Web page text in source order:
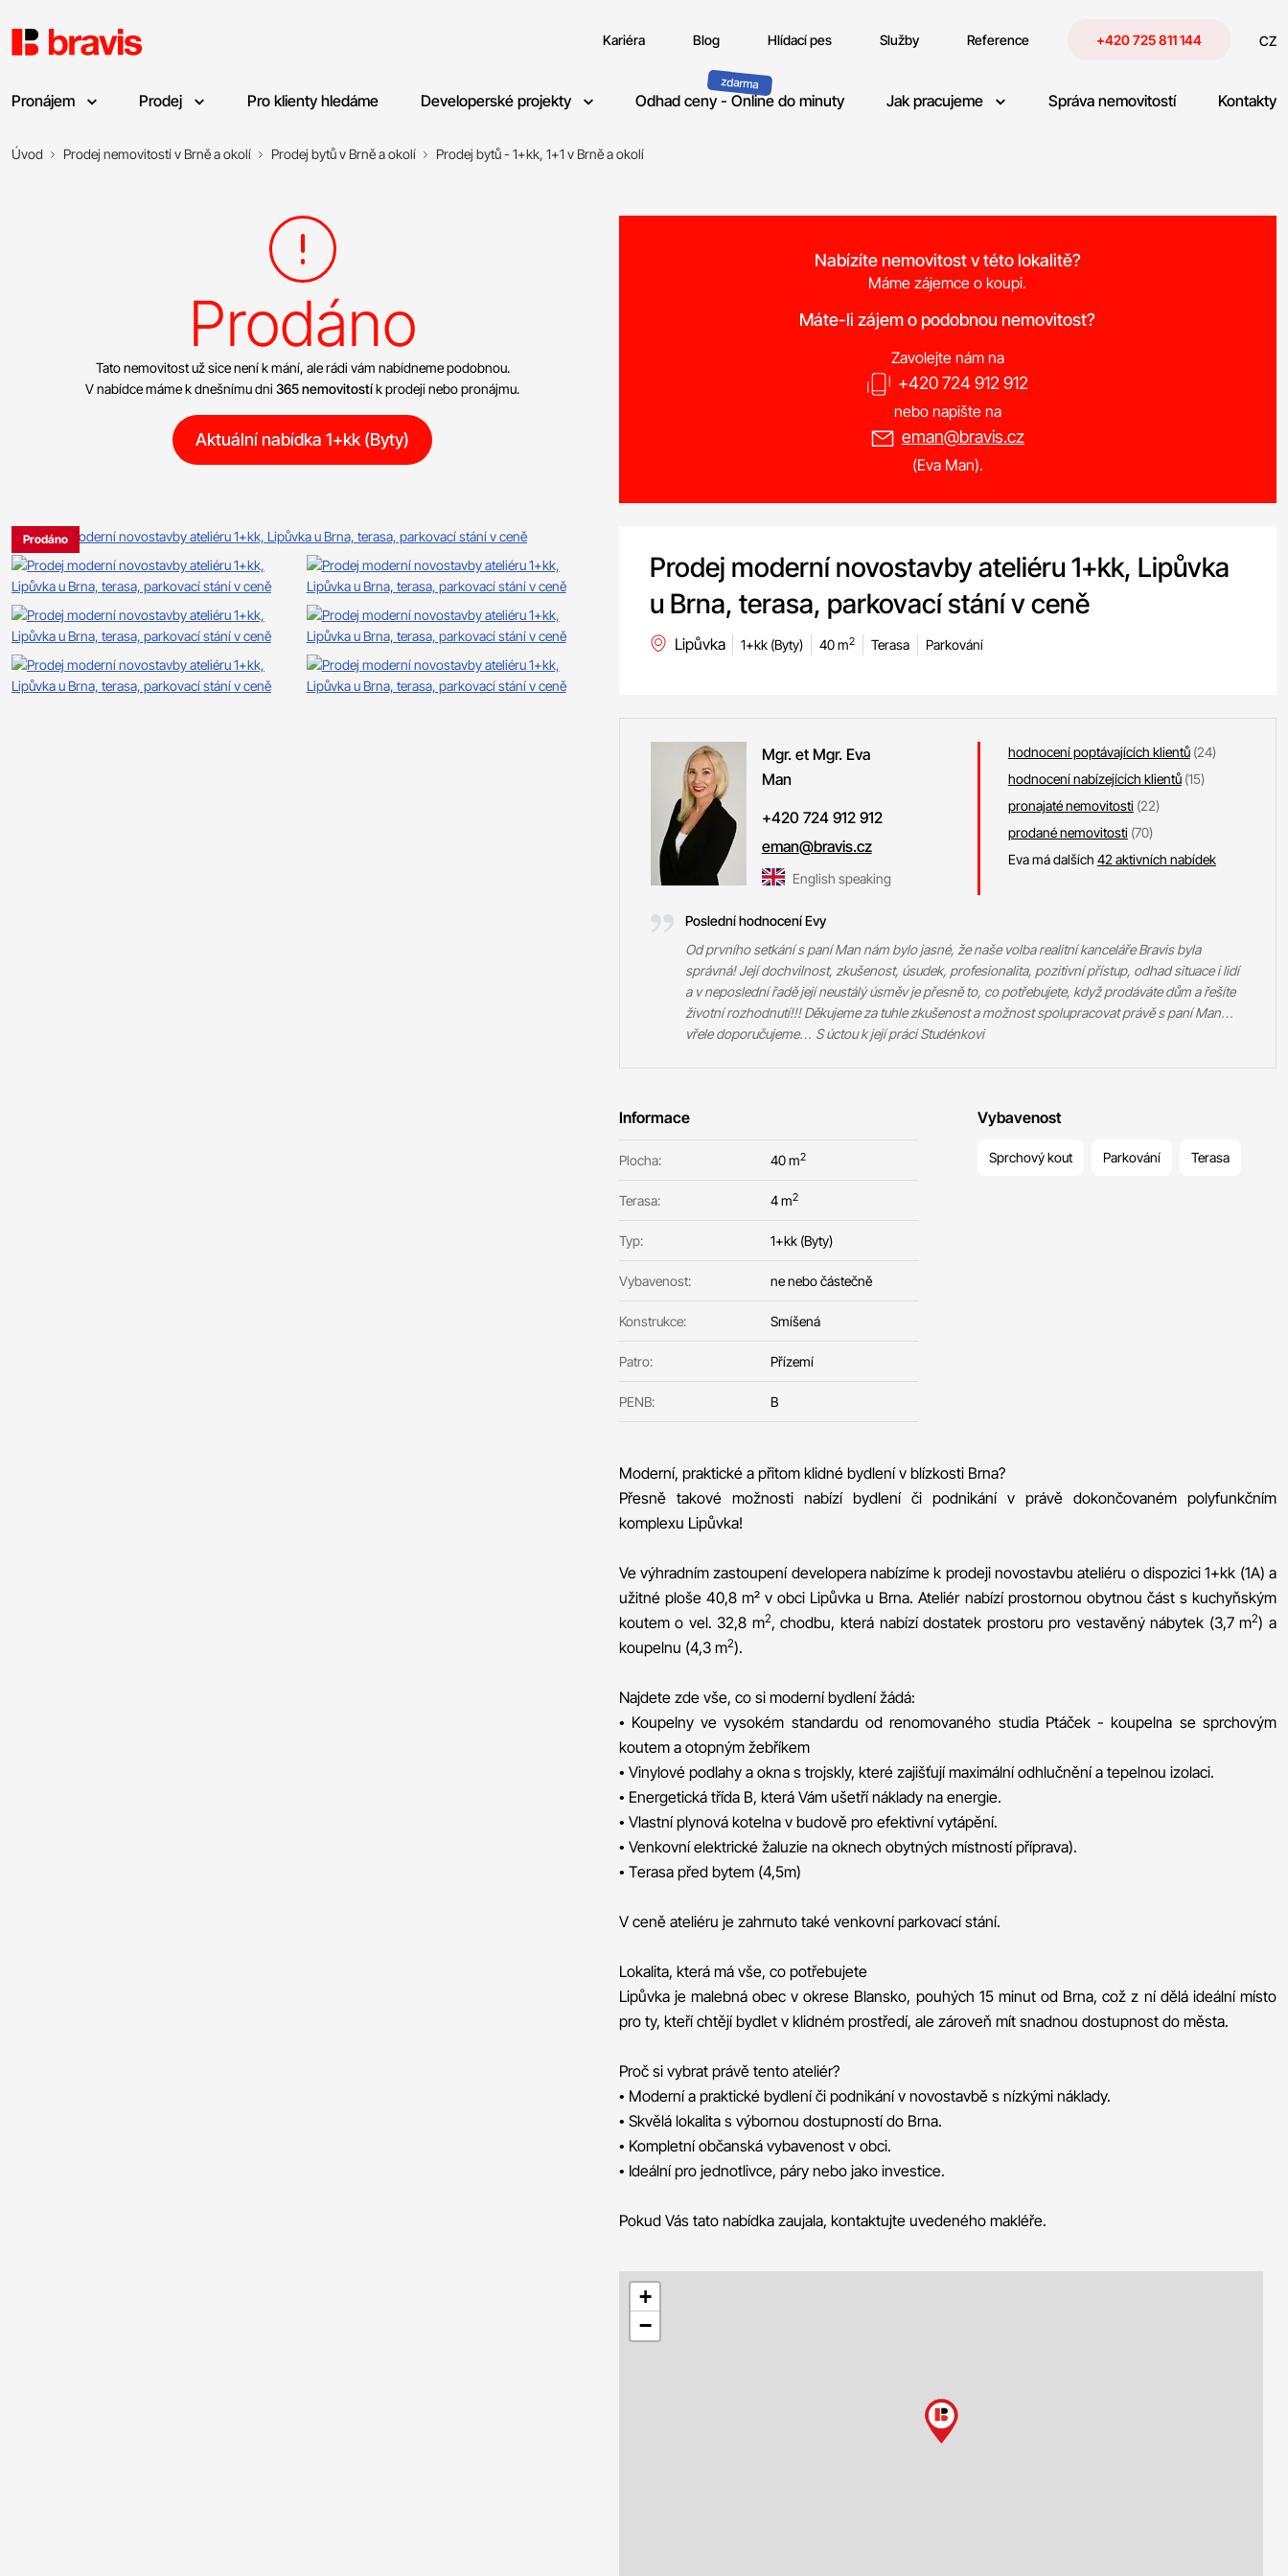
Kariéra Blog Hlídací pes Služby Reference +420 725 811 144 CZ
Pronájem Prodej Pro klienty hledáme Developerské projekty Odhad ceny - Online do minuty Jak pracujeme Správa nemovitostí Kontakty
Úvod Prodej nemovitostí v Brně a okolí Prodej bytů v Brně a okolí Prodej bytů - 1+kk, 1+1 v Brně a okolí
Prodáno
Tato nemovitost už sice není k mání, ale rádi vám nabídneme podobnou.
V nabídce máme k dnešnímu dni365 nemovitostík prodeji nebo pronájmu.
Aktuální nabídka 1+kk (Byty)
Nabízíte nemovitost v této lokalitě?
Máme zájemce o koupi.
Máte-li zájem o podobnou nemovitost?
Zavolejte nám na
+420 724 912 912
nebo napište na
eman@bravis.cz
(Eva Man).
Prodáno
Prodej moderní novostavby ateliéru 1+kk, Lipůvka
u Brna, terasa, parkovací stání v ceně
Lipůvka 1+kk (Byty) 40 m2 Terasa Parkování
Mgr. et Mgr. Eva
Man
+420 724 912 912
eman@bravis.cz
English speaking
hodnocení poptávajících klientů (24)
hodnocení nabízejících klientů (15)
pronajaté nemovitosti (22)
prodané nemovitosti (70)
Eva má dalších 42 aktivních nabídek
Poslední hodnocení Evy
Od prvního setkání s paní Man nám bylo jasné, že naše volba realitní kanceláře Bravis byla
správná! Její dochvilnost, zkušenost, úsudek, profesionalita, pozitivní přístup, odhad situace i lidí
a v neposlední řadě její neustálý úsměv je přesně to, co potřebujete, když prodáváte dům a řešíte
životní rozhodnutí!!! Děkujeme za tuhle zkušenost a možnost spolupracovat právě s paní Man…
vřele doporučujeme… S úctou k její práci Studénkovi
Informace
Plocha: 40 m2
Terasa: 4 m2
Typ: 1+kk (Byty)
Vybavenost: ne nebo částečně
Konstrukce: Smíšená
Patro: Přízemí
PENB: B
Vybavenost
Sprchový kout Parkování Terasa
Moderní, praktické a přitom klidné bydlení v blízkosti Brna?
Přesně takové možnosti nabízí bydlení či podnikání v právě dokončovaném polyfunkčním
komplexu Lipůvka!
Ve výhradním zastoupení developera nabízíme k prodeji novostavbu ateliéru o dispozici 1+kk (1A) a
užitné ploše 40,8 m² v obci Lipůvka u Brna. Ateliér nabízí prostornou obytnou část s kuchyňským
koutem o vel. 32,8 m2, chodbu, která nabízí dostatek prostoru pro vestavěný nábytek (3,7 m2) a
koupelnu (4,3 m2).
Najdete zde vše, co si moderní bydlení žádá:
• Koupelny ve vysokém standardu od renomovaného studia Ptáček - koupelna se sprchovým
koutem a otopným žebříkem
• Vinylové podlahy a okna s trojskly, které zajišťují maximální odhlučnění a tepelnou izolaci.
• Energetická třída B, která Vám ušetří náklady na energie.
• Vlastní plynová kotelna v budově pro efektivní vytápění.
• Venkovní elektrické žaluzie na oknech obytných místností příprava).
• Terasa před bytem (4,5m)
V ceně ateliéru je zahrnuto také venkovní parkovací stání.
Lokalita, která má vše, co potřebujete
Lipůvka je malebná obec v okrese Blansko, pouhých 15 minut od Brna, což z ní dělá ideální místo
pro ty, kteří chtějí bydlet v klidném prostředí, ale zároveň mít snadnou dostupnost do města.
Proč si vybrat právě tento ateliér?
• Moderní a praktické bydlení či podnikání v novostavbě s nízkými náklady.
• Skvělá lokalita s výbornou dostupností do Brna.
• Kompletní občanská vybavenost v obci.
• Ideální pro jednotlivce, páry nebo jako investice.
Pokud Vás tato nabídka zaujala, kontaktujte uvedeného makléře.
+
−